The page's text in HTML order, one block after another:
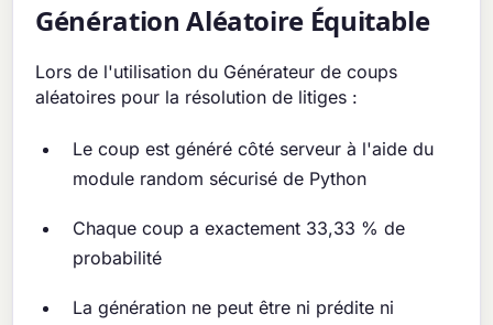
Génération Aléatoire Équitable
Lors de l'utilisation du Générateur de coups
aléatoires pour la résolution de litiges :
Le coup est généré côté serveur à l'aide du
module random sécurisé de Python
Chaque coup a exactement 33,33 % de
probabilité
La génération ne peut être ni prédite ni